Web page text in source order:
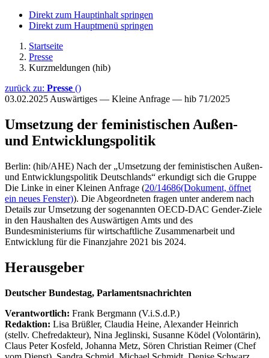
Direkt zum Hauptinhalt springen
Direkt zum Hauptmenü springen
Startseite
Presse
Kurzmeldungen (hib)
zurück zu: Presse ()
03.02.2025 Auswärtiges — Kleine Anfrage — hib 71/2025
Umsetzung der feministischen Außen-
und Entwicklungspolitik
Berlin: (hib/AHE) Nach der „Umsetzung der feministischen Außen-
und Entwicklungspolitik Deutschlands“ erkundigt sich die Gruppe
Die Linke in einer Kleinen Anfrage (20/14686(Dokument, öffnet
ein neues Fenster)). Die Abgeordneten fragen unter anderem nach
Details zur Umsetzung der sogenannten OECD-DAC Gender-Ziele
in den Haushalten des Auswärtigen Amts und des
Bundesministeriums für wirtschaftliche Zusammenarbeit und
Entwicklung für die Finanzjahre 2021 bis 2024.
Herausgeber
Deutscher Bundestag, Parlamentsnachrichten
Verantwortlich: Frank Bergmann (V.i.S.d.P.)
Redaktion: Lisa Brüßler, Claudia Heine, Alexander Heinrich
(stellv. Chefredakteur), Nina Jeglinski, Susanne Ködel (Volontärin),
Claus Peter Kosfeld, Johanna Metz, Sören Christian Reimer (Chef